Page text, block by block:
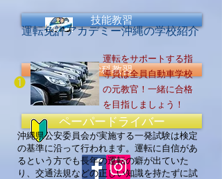
技能教習
学科教習
ペーパードライバー
運転免許アカデミー沖縄の学校紹介
❶
運転をサポートする指
導員は全員自動車学校
の元教官！一緒に合格
を目指しましょう！
沖縄県公安委員会が実施する一発試験は検定
の基準に沿って行われます。運転に自信があ
ると いう方でも長年の運転の癖が出ていた
り、交通法規などの正しい知識を持たずに試